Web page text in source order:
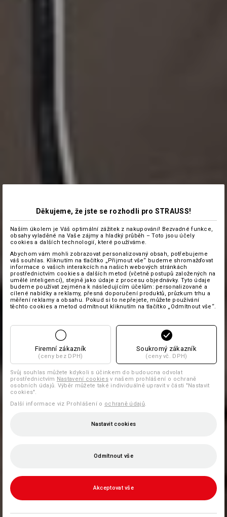
Děkujeme, že jste se rozhodli pro STRAUSS!
Naším úkolem je Váš optimální zážitek z nakupování! Bezvadné funkce,
obsahy vyladěné na Vaše zájmy a hladký průběh – Toto jsou účely
cookies a dalších technologií, které používáme.
Abychom vám mohli zobrazovat personalizovaný obsah, potřebujeme
váš souhlas. Kliknutím na tlačítko „Přijmout vše“ budeme shromažďovat
informace o vašich interakcích na našich webových stránkách
prostřednictvím cookies a dalších metod (včetně postupů založených na
umělé inteligenci), stejně jako údaje z procesu objednávky. Tyto údaje
budeme používat zejména k následujícím účelům: personalizované a
cílené nabídky a reklamy, přesná doporučení produktů, průzkum trhu a
měření reklamy a obsahu. Pokud si to nepřejete, můžete používání
těchto cookies a metod odmítnout kliknutím na tlačítko „Odmítnout vše“.
Firemní zákazník
(ceny bez DPH)
Soukromý zákazník
(ceny vč. DPH)
Svůj souhlas můžete kdykoli s účinkem do budoucna odvolat
prostřednictvím Nastavení cookiesv našem prohlášení o ochraně
osobních údajů. Výběr můžete také individuálně upravit v části "Nastavit
cookies".
Další informace viz Prohlášení o ochraně údajů.
Nastavit cookies
Odmítnout vše
Akceptovat vše